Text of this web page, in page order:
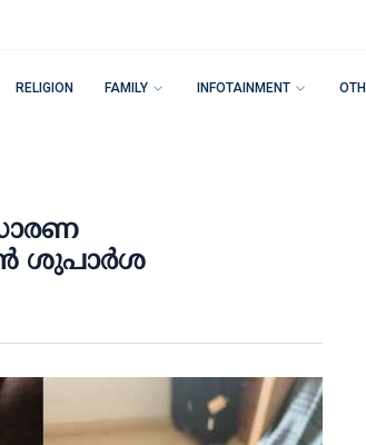
RELIGION FAMILY INFOTAINMENT
ശുപാര്‍ശ